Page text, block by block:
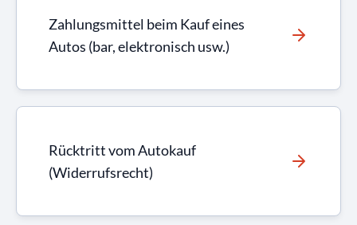
Zahlungsmittel beim Kauf eines
Autos (bar, elektronisch usw.)
Rücktritt vom Autokauf
(Widerrufsrecht)